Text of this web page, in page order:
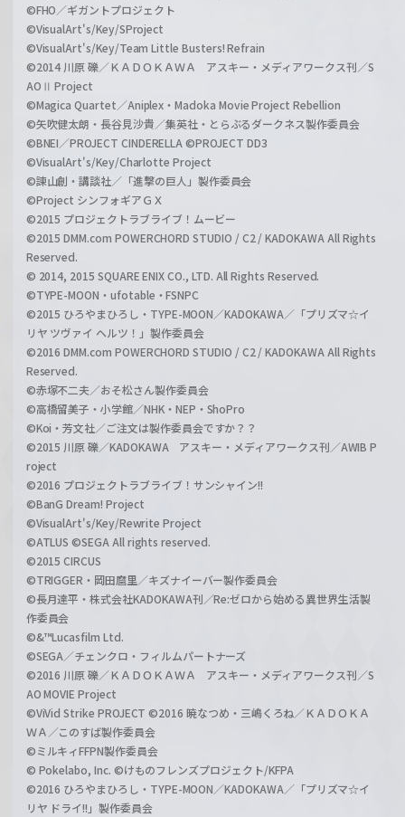
©FHO／ギガントプロジェクト
©VisualArt's/Key/SProject
©VisualArt's/Key/Team Little Busters! Refrain
©2014 川原 礫／ＫＡＤＯＫＡＷＡ アスキー・メディアワークス刊／S
AOⅡ Project
©Magica Quartet／Aniplex・Madoka Movie Project Rebellion
©矢吹健太朗・長谷見沙貴／集英社・とらぶるダークネス製作委員会
©BNEI／PROJECT CINDERELLA ©PROJECT DD3
©VisualArt's/Key/Charlotte Project
©諫山創・講談社／「進撃の巨人」製作委員会
©Project シンフォギアＧＸ
©2015 プロジェクトラブライブ！ムービー
©2015 DMM.com POWERCHORD STUDIO / C2 / KADOKAWA All Rights
Reserved.
© 2014, 2015 SQUARE ENIX CO., LTD. All Rights Reserved.
©TYPE-MOON・ufotable・FSNPC
©2015 ひろやまひろし・TYPE-MOON／KADOKAWA／「プリズマ☆イ
リヤ ツヴァイ ヘルツ！」製作委員会
©2016 DMM.com POWERCHORD STUDIO / C2 / KADOKAWA All Rights
Reserved.
©赤塚不二夫／おそ松さん製作委員会
©高橋留美子・小学館／NHK・NEP・ShoPro
©Koi・芳文社／ご注文は製作委員会ですか？？
©2015 川原 礫／KADOKAWA アスキー・メディアワークス刊／AWIB P
roject
©2016 プロジェクトラブライブ！サンシャイン!!
©BanG Dream! Project
©VisualArt's/Key/Rewrite Project
©ATLUS ©SEGA All rights reserved.
©2015 CIRCUS
©TRIGGER・岡田麿里／キズナイーバー製作委員会
©長月達平・株式会社KADOKAWA刊／Re:ゼロから始める異世界生活製
作委員会
©&™Lucasfilm Ltd.
©SEGA／チェンクロ・フィルムパートナーズ
©2016 川原 礫／ＫＡＤＯＫＡＷＡ アスキー・メディアワークス刊／S
AO MOVIE Project
©ViVid Strike PROJECT ©2016 暁なつめ・三嶋くろね／ＫＡＤＯＫＡ
ＷＡ／このすば製作委員会
©ミルキィFFPN製作委員会
© Pokelabo, Inc. ©けものフレンズプロジェクト/KFPA
©2016 ひろやまひろし・TYPE-MOON／KADOKAWA／「プリズマ☆イ
リヤ ドライ!!」製作委員会